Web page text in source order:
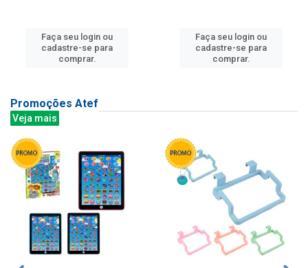
Faça seu login ou
cadastre-se para
comprar.
Faça seu login ou
cadastre-se para
comprar.
Promoções Atef
Veja mais